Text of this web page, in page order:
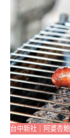
台中新社｜阿婆杏